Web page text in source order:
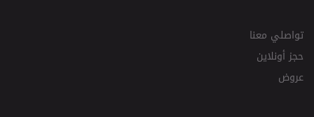
تواصلي معنا
حجز أونلاين
عروض